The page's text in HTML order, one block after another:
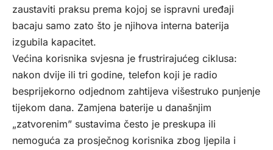
zaustaviti praksu prema kojoj se ispravni uređaji
bacaju samo zato što je njihova interna baterija
izgubila kapacitet.
Većina korisnika svjesna je frustrirajućeg ciklusa:
nakon dvije ili tri godine, telefon koji je radio
besprijekorno odjednom zahtijeva višestruko punjenje
tijekom dana. Zamjena baterije u današnjim
„zatvorenim” sustavima često je preskupa ili
nemoguća za prosječnog korisnika zbog ljepila i